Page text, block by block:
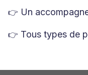
👉 Un
👉 Tous types de